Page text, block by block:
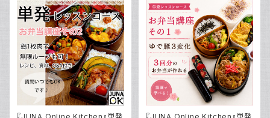
弁当につかえる万能つゆ 7：1：
1～／動画ダウンロード付き！